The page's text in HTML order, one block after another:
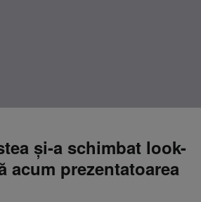
și-a schimbat look-
acum prezentatoarea